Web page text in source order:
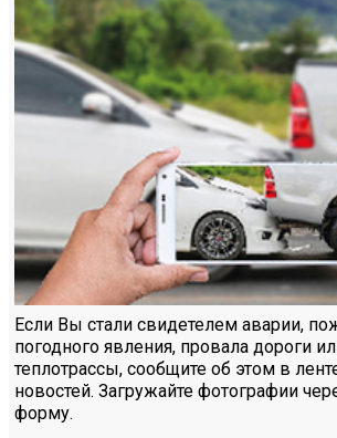
Если Вы стали свидетелем аварии,
погодного явления, провала дороги
теплотрассы, сообщите об этом в
новостей. Загружайте фотографии
форму.